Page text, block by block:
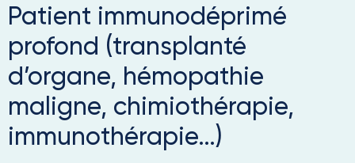
Patient immunodéprimé
profond (transplanté
d’organe, hémopathie
maligne, chimiothérapie,
immunothérapie…)